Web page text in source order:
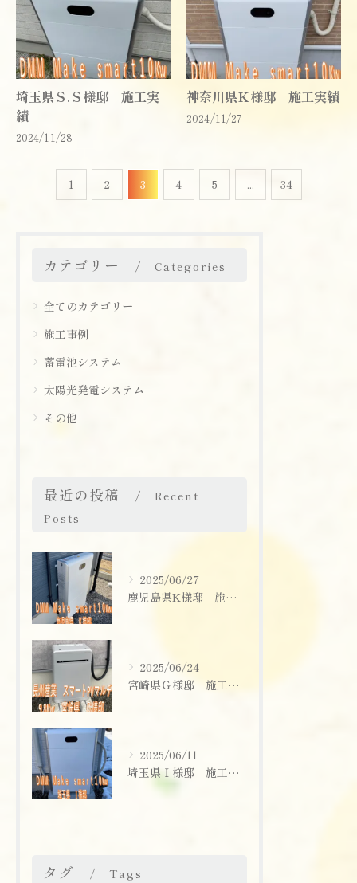
埼玉県Ｓ.Ｓ様邸 施工実
績
2024/11/28
神奈川県Ｋ様邸 施工実績
2024/11/27
1 2 3 4 5 ... 34
カテゴリー Categories
全てのカテゴリー
施工事例
蓄電池システム
太陽光発電システム
その他
最近の投稿
Recent
Posts
2025/06/27
鹿児島県K様邸 施工実績
2025/06/24
宮崎県Ｇ様邸 施工実績
2025/06/11
埼玉県Ｉ様邸 施工実績
タグ Tags
お問い合わせはこちら